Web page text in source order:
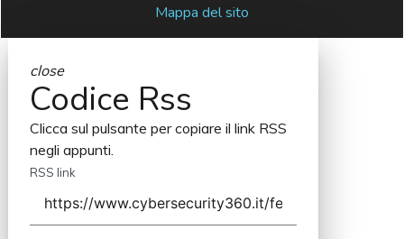
Mappa del sito
close
Codice Rss
Clicca sul pulsante per copiare il link RSS
negli appunti.
RSS link